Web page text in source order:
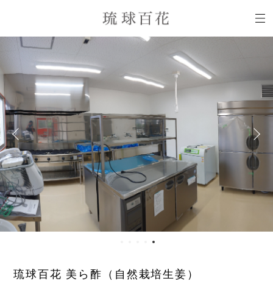
琉球百花 美ら酢（自然栽培生姜）